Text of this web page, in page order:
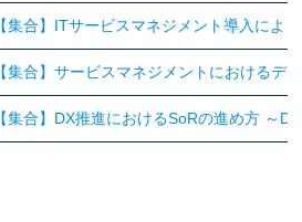
【集合】ITサービスマネジメント導入によ
【集合】サービスマネジメントにおけるデ
【集合】DX推進におけるSoRの進め方 ～